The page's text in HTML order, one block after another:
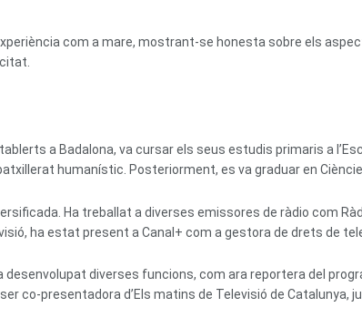
com a mare, mostrant-se honesta sobre els
a Badalona, va cursar els seus estudis primaris a
humanístic. Posteriorment, es va graduar en
Ha treballat a diverses emissores de ràdio com
ha estat present a Canal+ com a gestora de drets de
desenvolupat diverses funcions, com ara reportera del
co-presentadora d’Els matins de Televisió de Catalunya,